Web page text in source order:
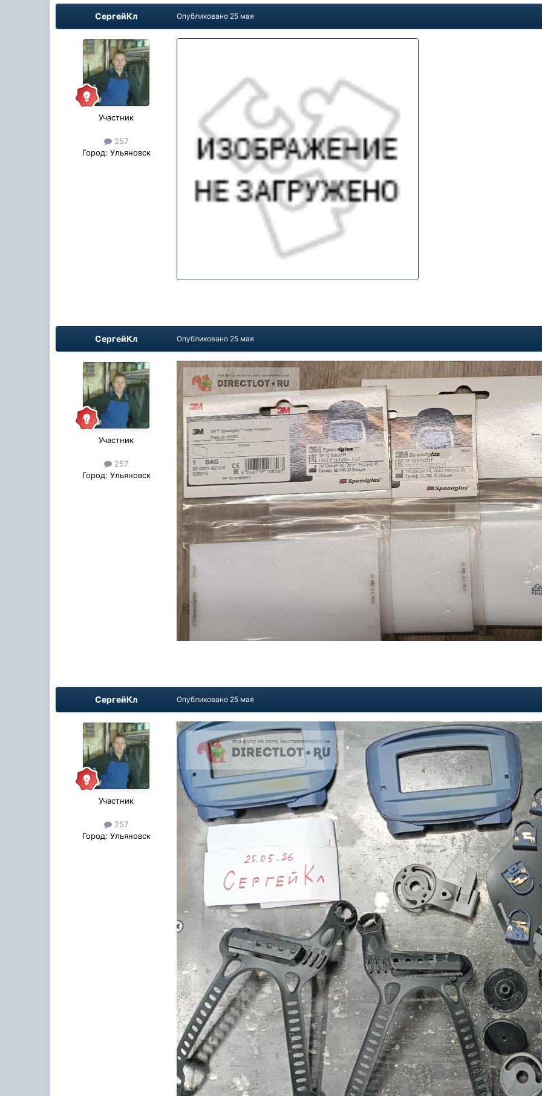
СергейКл
Участник
257
Город: Ульяновск
Опубликовано 25 мая
СергейКл
Участник
257
Город: Ульяновск
Опубликовано 25 мая
СергейКл
Участник
257
Город: Ульяновск
Опубликовано 25 мая